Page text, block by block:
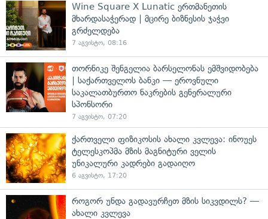
Wine Square X Lunatic ერთმანეთის
მხარდასაჭერად | მცირე ბიზნესის ჯაჭვი
გრძელდება
7 აგვისტო, 08:16
თორნიკე შენგელია ბარსელონას ემშვიდობება
| საქართველოს ბანკი — ეროვნული
საკალათბურთო ნაკრების გენერალური
სპონსორი
7 აგვისტო, 07:20
ქართველი ფიზიკოსის ახალი კვლევა: ინოუეს
ტელესკოპმა მზის მაგნიტური ველის
უნიკალური კადრები გადაიღო
6 აგვისტო, 17:20
როგორ უნდა გადავურჩეთ მზის სიკვდილს? —
ახალი კვლევა